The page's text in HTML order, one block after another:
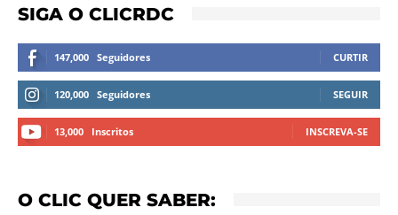
SIGA O CLICRDC
147,000 Seguidores CURTIR
120,000 Seguidores SEGUIR
13,000 Inscritos INSCREVA-SE
O CLIC QUER SABER: